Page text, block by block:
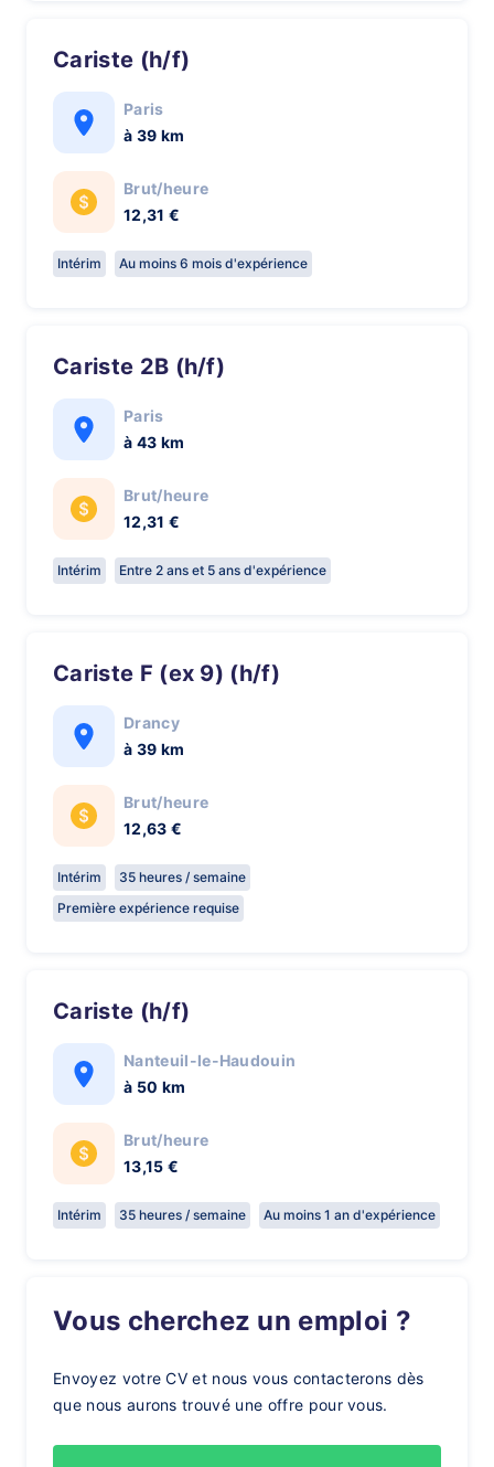
Cariste (h/f)
Paris
à 39 km
Brut/heure
12,31 €
Intérim Au moins 6 mois d'expérience
Cariste 2B (h/f)
Paris
à 43 km
Brut/heure
12,31 €
Intérim Entre 2 ans et 5 ans d'expérience
Cariste F (ex 9) (h/f)
Drancy
à 39 km
Brut/heure
12,63 €
Intérim
35 heures / semaine
Première expérience requise
Cariste (h/f)
Nanteuil-le-Haudouin
à 50 km
Brut/heure
13,15 €
Intérim 35 heures / semaine Au moins 1 an d'expérience
Vous cherchez un emploi ?
Envoyez votre CV et nous vous contacterons dès
que nous aurons trouvé une offre pour vous.